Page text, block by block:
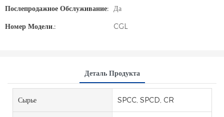
Послепродажное Обслуживание: Да
Номер Модели.:
CGL
Деталь Продукта
Сырье SPCC, SPCD, CR